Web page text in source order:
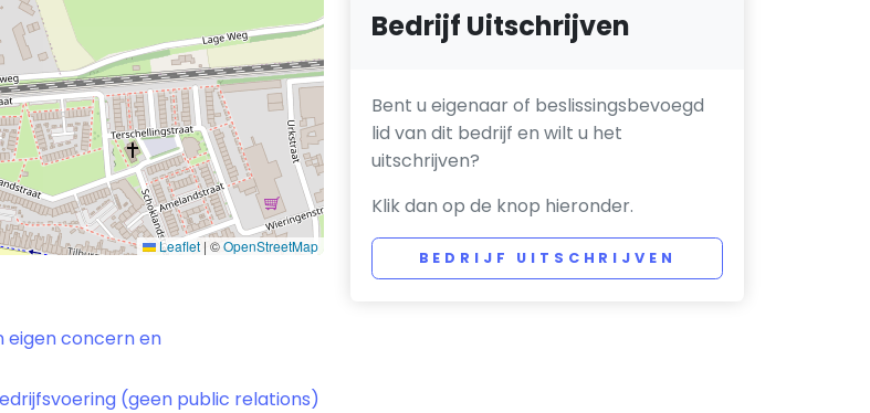
Leaflet | ©OpenStreetMap
eigen concern en
(geen public relations)
Bedrijf Uitschrijven
Bent u eigenaar of beslissingsbevoegd
lid van dit bedrijf en wilt u het
uitschrijven?
Klik dan op de knop hieronder.
BEDRIJF UITSCHRIJVEN